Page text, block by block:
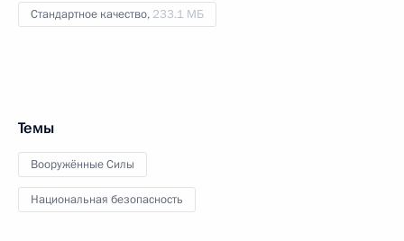
Стандартное качество, 233.1 МБ
Темы
Вооружённые Силы
Национальная безопасность